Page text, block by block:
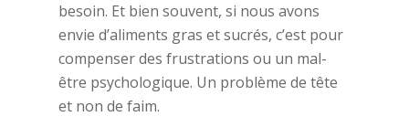
besoin. Et bien souvent, si nous avons
envie d’aliments gras et sucrés, c’est pour
compenser des frustrations ou un mal-
être psychologique. Un problème de tête
et non de faim.